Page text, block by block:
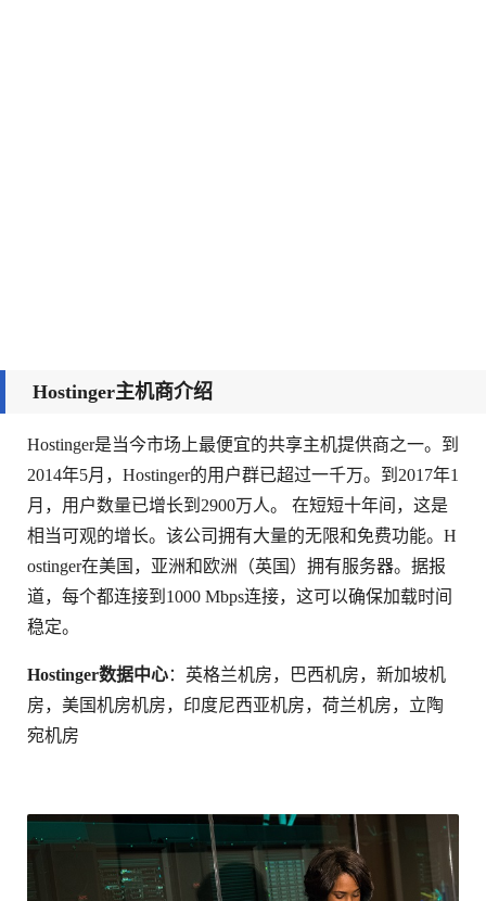
Hostinger主机商介绍
Hostinger是当今市场上最便宜的共享主机提供商之一。到
2014年5月，Hostinger的用户群已超过一千万。到2017年1
月，用户数量已增长到2900万人。 在短短十年间，这是
相当可观的增长。该公司拥有大量的无限和免费功能。H
ostinger在美国，亚洲和欧洲（英国）拥有服务器。据报
道，每个都连接到1000 Mbps连接，这可以确保加载时间
稳定。
Hostinger数据中心：英格兰机房，巴西机房，新加坡机
房，美国机房机房，印度尼西亚机房，荷兰机房，立陶
宛机房